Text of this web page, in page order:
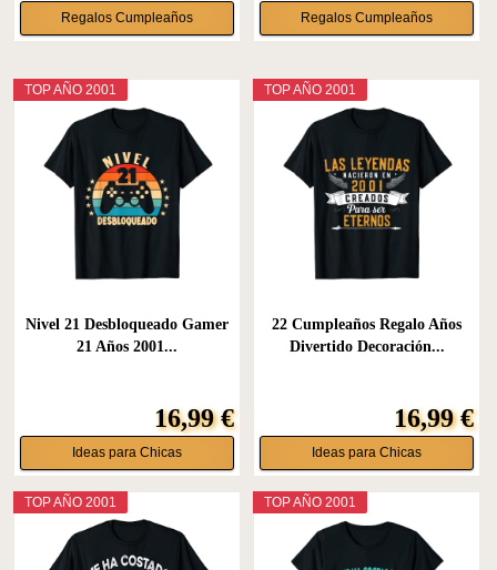
Regalos Cumpleaños Regalos Cumpleaños
TOP AÑO 2001
Nivel 21 Desbloqueado Gamer
21 Años 2001...
16,99 €
Ideas para Chicas
TOP AÑO 2001
22 Cumpleaños Regalo Años
Divertido Decoración...
16,99 €
Ideas para Chicas
TOP AÑO 2001 TOP AÑO 2001